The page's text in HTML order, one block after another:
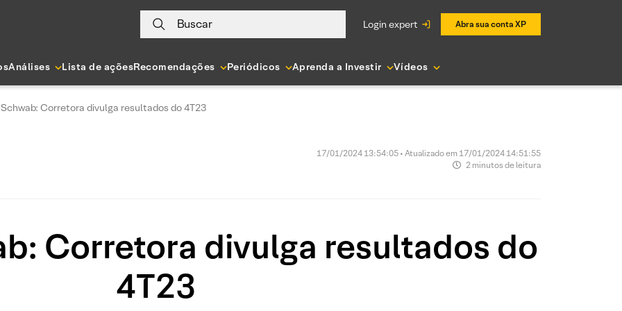
Buscar login expert Abra sua conta XP
Análises Lista de açõesRecomendações Periódicos Aprenda a Investir Vídeos
Corretora divulga resultados do 4T23
17/01/2024 13:54:05 • Atualizado em 17/01/2024 14:51:55
2 minutos de leitura
Corretora divulga resultados do
4T23